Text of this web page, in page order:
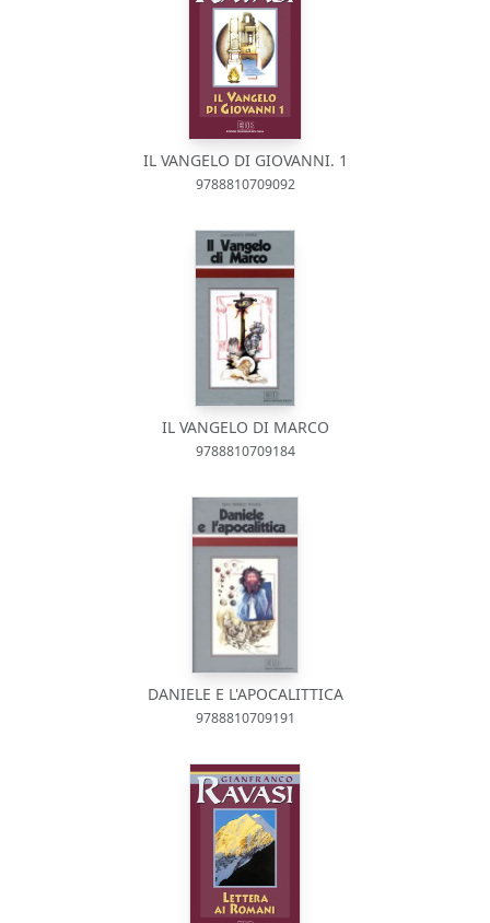
IL VANGELO DI GIOVANNI. 1
9788810709092
IL VANGELO DI MARCO
9788810709184
DANIELE E L'APOCALITTICA
9788810709191